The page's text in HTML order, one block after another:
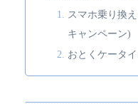
スマホ乗り換
キャンペーン)
おとくケータ